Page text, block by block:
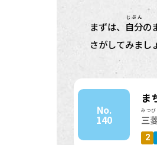
まずは、 自分
じぶん
の
さがしてみまし
No.
140
ま
三
みつび
2